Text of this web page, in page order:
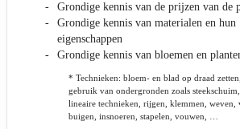
Grondige kennis van de prijzen van de
Grondige kennis van materialen en hun
eigenschappen
Grondige kennis van bloemen en
* Technieken: bloem- en blad op draad
gebruik van ondergronden zoals
lineaire technieken, rijgen, klemmen, weven,
buigen, insnoeren, stapelen, vouwen, …